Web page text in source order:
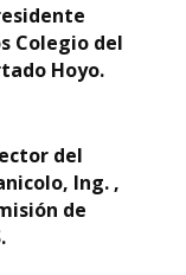
Colegio del
Hoyo.
del
Ing. ,
de